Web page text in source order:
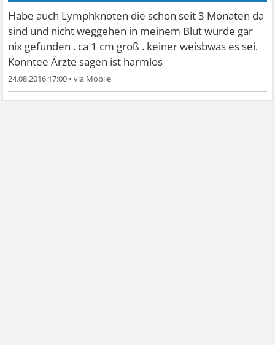
Habe auch Lymphknoten die schon seit 3 Monaten da
sind und nicht weggehen in meinem Blut wurde gar
nix gefunden . ca 1 cm groß . keiner weisbwas es sei.
Konntee Ärzte sagen ist harmlos
24.08.2016 17:00 •